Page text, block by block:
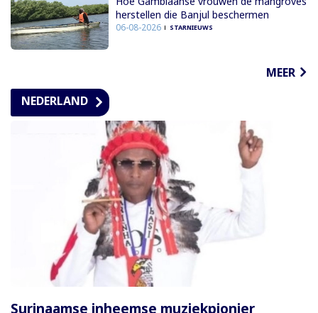
herstellen die Banjul beschermen
06-08-2026 STARNIEUWS
MEER
NEDERLAND
Surinaamse inheemse muziekpionier